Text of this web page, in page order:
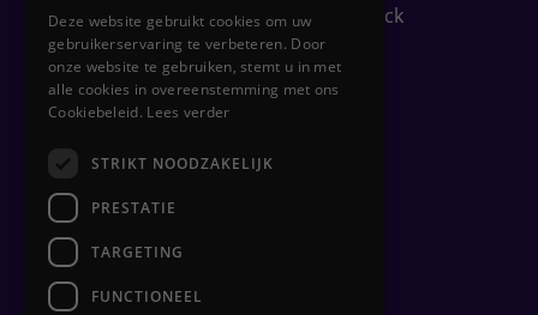
Gratis PC-gezondheidscheck
Zakelijk
Flexplekken inrichten
Deze website gebruikt cookies om uw
gebruikerservaring te verbeteren. Door
onze website te gebruiken, stemt u in met
alle cookies in overeenstemming met ons
Cookiebeleid. Lees verder
STRIKT NOODZAKELIJK
PRESTATIE
TARGETING
FUNCTIONEEL